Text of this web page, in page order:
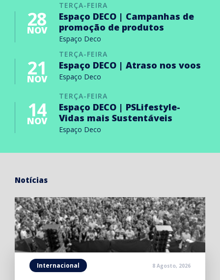
TERÇA-FEIRA
28
NOV
Espaço DECO | Campanhas de
promoção de produtos
Espaço Deco
TERÇA-FEIRA
21
NOV
Espaço DECO | Atraso nos voos
Espaço Deco
TERÇA-FEIRA
14
NOV
Espaço DECO | PSLifestyle-
Vidas mais Sustentáveis
Espaço Deco
Notícias
Internacional 8 Agosto, 2026